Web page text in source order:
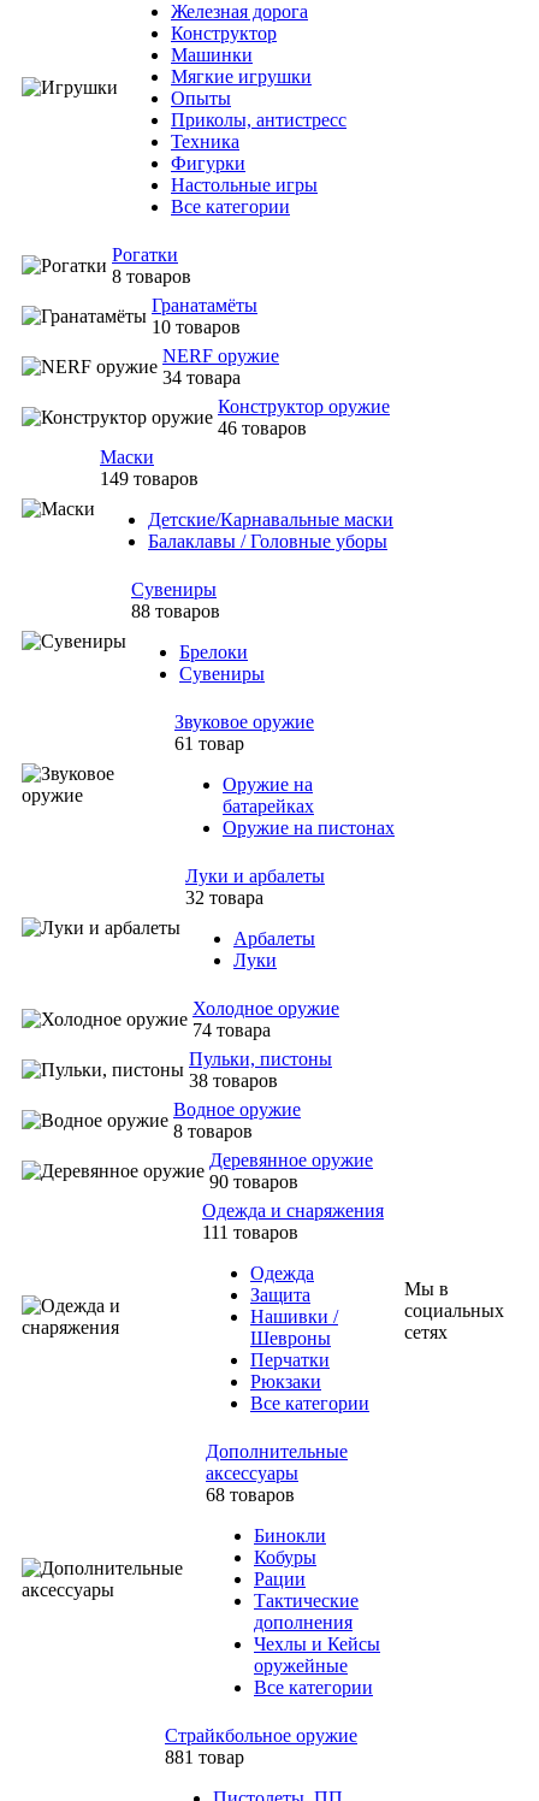
Железная дорога
Конструктор
Машинки
Мягкие игрушки
Опыты
Приколы, антистресс
Техника
Фигурки
Настольные игры
Все категории
Рогатки
8 товаров
Гранатамёты
10 товаров
NERF оружие
34 товара
Конструктор оружие
46 товаров
Маски
149 товаров
Детские/Карнавальные маски
Балаклавы / Головные уборы
Сувениры
88 товаров
Брелоки
Сувениры
Звуковое оружие
61 товар
Оружие на
батарейках
Оружие на пистонах
Луки и арбалеты
32 товара
Арбалеты
Луки
Холодное оружие
74 товара
Пульки, пистоны
38 товаров
Водное оружие
8 товаров
Деревянное оружие
90 товаров
Одежда и снаряжения
111 товаров
Одежда
Защита
Нашивки /
Шевроны
Перчатки
Рюкзаки
Все категории
Дополнительные
аксессуары
68 товаров
Бинокли
Кобуры
Рации
Тактические
дополнения
Чехлы и Кейсы
оружейные
Все категории
Страйкбольное оружие
881 товар
Мы в
социальных
сетях